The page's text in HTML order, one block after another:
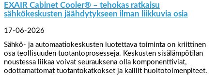
EXAIR Cabinet Cooler® – tehokas ratkaisu
sähkökeskusten jäähdytykseen ilman liikkuvia osia
17-06-2026
Sähkö- ja automaatiokeskusten luotettava toiminta on kriittinen
osa teollisuuden tuotantoprosesseja. Keskusten sisälämpötilan
noustessa liikaa voivat seurauksena olla komponenttiviat,
odottamattomat tuotantokatkokset ja kalliit huoltotoimenpiteet.